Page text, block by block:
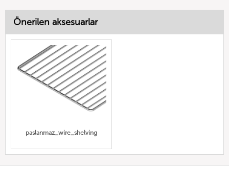
Önerilen aksesuarlar
paslanmaz_wire_shelving